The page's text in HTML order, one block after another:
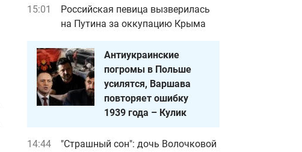
15:01
Российская певица вызверилась
на Путина за оккупацию Крыма
Антиукраинские
погромы в Польше
усилятся, Варшава
повторяет ошибку
1939 года – Кулик
14:44
"Страшный сон": дочь Волочковой